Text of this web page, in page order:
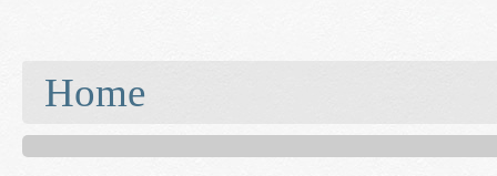
Home